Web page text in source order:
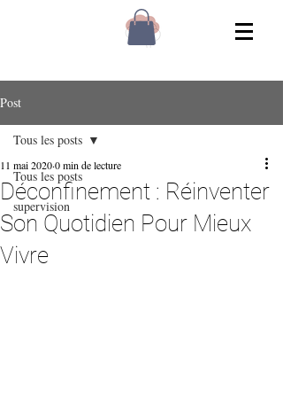
Post
Tous les posts
supervision
Tous les posts
Déconfinement : Réinventer
Son Quotidien Pour Mieux
Vivre
11 mai 20200 min de lecture